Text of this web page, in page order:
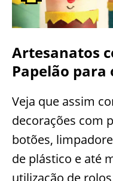
Artesanatos
Papelão para
Veja que assim
decorações com
botões,
de plástico e até
utilização de